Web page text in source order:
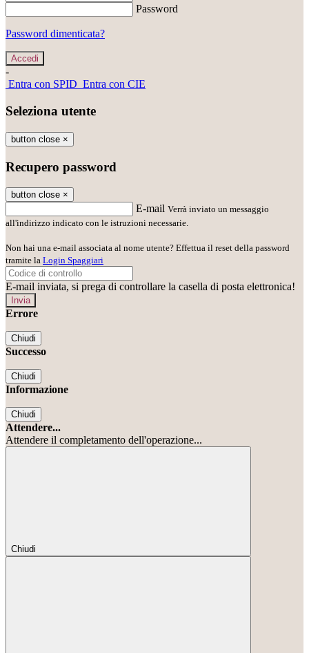
Password
Password dimenticata?
-
Entra con SPID Entra con CIE
Seleziona utente
button close ×
Recupero password
button close ×
E-mail Verrà inviato un messaggio
all'indirizzo indicato con le istruzioni necessarie.
Non hai una e-mail associata al nome utente? Effettua il reset della password
tramite la Login Spaggiari
E-mail inviata, si prega di controllare la casella di posta elettronica!
Errore
Chiudi
Successo
Chiudi
Informazione
Chiudi
Attendere...
Attendere il completamento dell'operazione...
Chiudi